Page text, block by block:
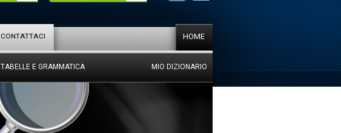
HOME
CONTATTACI
TABELLE E GRAMMATICA MIO DIZIONARIO